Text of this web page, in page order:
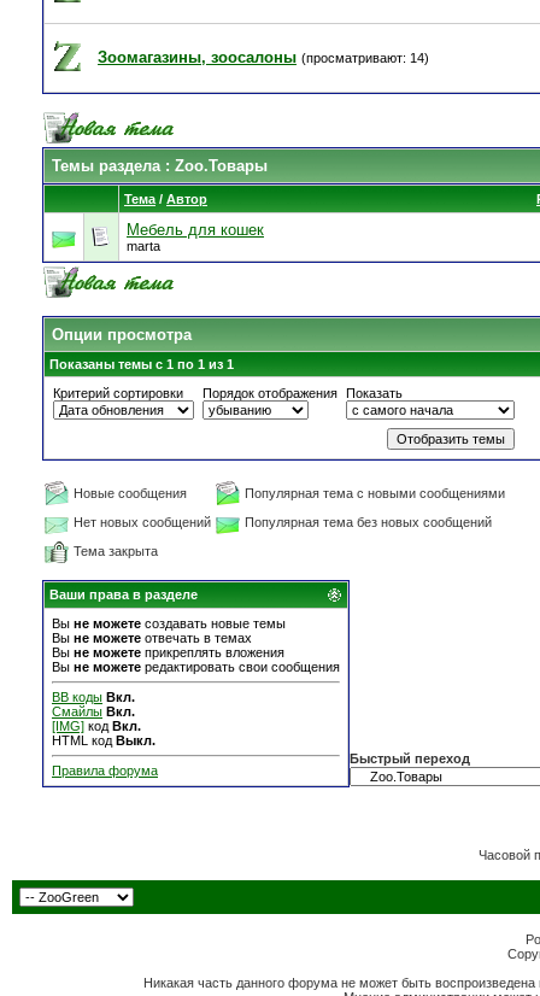
Зоомагазины, зоосалоны (просматривают: 14)
Темы раздела: Zoo.Товары
Тема / Автор
Мебель для кошек
marta
Опции просмотра
Показаны темы с 1 по 1 из 1
Критерий сортировки
Порядок отображения Показать
Новые сообщения
Популярная тема с новыми сообщениями
Нет новых сообщений
Популярная тема без новых сообщений
Тема закрыта
Ваши права в разделе
Вы не можете создавать новые темы
Вы не можете отвечать в темах
Вы не можете прикреплять вложения
Вы не можете редактировать свои сообщения
BB коды Вкл.
Смайлы Вкл.
[IMG] код Вкл.
HTML код Выкл.
Правила форума
Быстрый переход
Часовой
Никакая часть данного форума не может быть